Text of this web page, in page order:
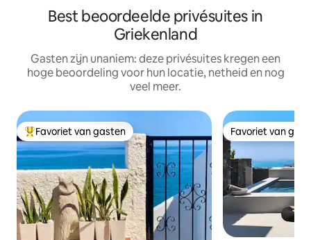
Best beoordeelde privésuites in
Griekenland
Gasten zijn unaniem: deze privésuites kregen een
hoge beoordeling voor hun locatie, netheid en nog
veel meer.
Topfavoriet van gasten
Favoriet van gasten Favoriet van
Favoriet van